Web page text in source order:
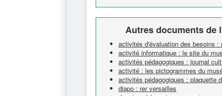
Autres documents de
activités d'évaluation des besoins :
activité informatique : le site du
activités pédagogiques : journal
activité : les pictogrammes du
activités pédagogiques : plaquette
diapo : rer versailles